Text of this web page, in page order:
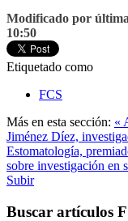
Modificado por
10:50
Etiquetado como
FCS
Más en esta sección: «
Jiménez Díez,
Estomatología,
sobre investigación en
Subir
Buscar artículos